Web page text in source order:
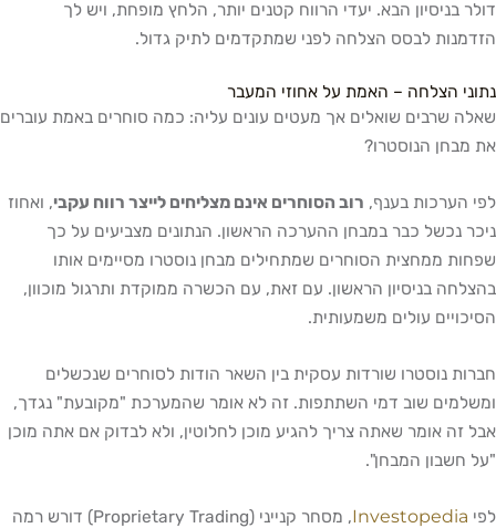
בניסיון הבא. יעדי הרווח קטנים יותר, הלחץ מופחת, ויש לך
לבסס הצלחה לפני שמתקדמים לתיק גדול.
הצלחה – האמת על אחוזי המעבר
שרבים שואלים אך מעטים עונים עליה: כמה סוחרים באמת עוברים
הנוסטרו?
הערכות בענף,רוב הסוחרים אינם מצליחים לייצר רווח עקבי, ואחוז
נכשל כבר במבחן ההערכה הראשון. הנתונים מצביעים על כך
ממחצית הסוחרים שמתחילים מבחן נוסטרו מסיימים אותו
בניסיון הראשון. עם זאת, עם הכשרה ממוקדת ותרגול מוכוון,
עולים משמעותית.
נוסטרו שורדות עסקית בין השאר הודות לסוחרים שנכשלים
שוב דמי השתתפות. זה לא אומר שהמערכת "מקובעת" נגדך,
זה אומר שאתה צריך להגיע מוכן לחלוטין, ולא לבדוק אם אתה מוכן
המבחן".
Investopedia
, מסחר קנייני (Proprietary Trading) דורש רמה